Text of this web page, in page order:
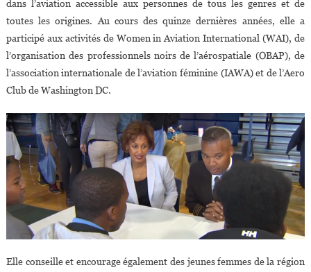
dans l’aviation accessible aux personnes de tous les genres et de
toutes les origines. Au cours des quinze dernières années, elle a
participé aux activités de Women in Aviation International (WAI), de
l’organisation des professionnels noirs de l’aérospatiale (OBAP), de
l’association internationale de l’aviation féminine (IAWA) et de l’Aero
Club de Washington DC.
Elle conseille et encourage également des jeunes femmes de la région